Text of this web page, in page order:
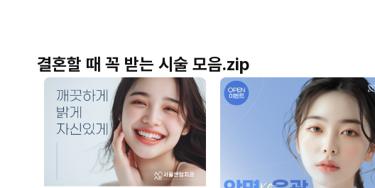
결혼할 때 꼭 받는 시술 모음.zip